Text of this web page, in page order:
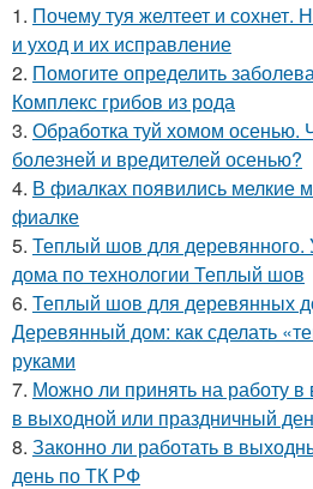
1. Почему туя желтеет и сохнет.
и уход и их исправление
2. Помогите определить
Комплекс грибов из рода
3. Обработка туй хомом осенью.
болезней и вредителей осенью?
4. В фиалках появились мелкие
фиалке
5. Теплый шов для деревянного.
дома по технологии Теплый шов
6. Теплый шов для деревянных
Деревянный дом: как сделать
руками
7. Можно ли принять на работу
в выходной или праздничный
8. Законно ли работать в
день по ТК РФ